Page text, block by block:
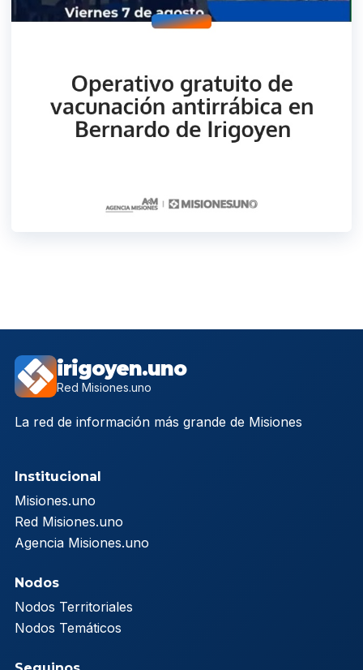
irigoyen.uno
Red Misiones.uno
La red de información más grande de Misiones
Institucional
Misiones.uno
Red Misiones.uno
Agencia Misiones.uno
Nodos
Nodos Territoriales
Nodos Temáticos